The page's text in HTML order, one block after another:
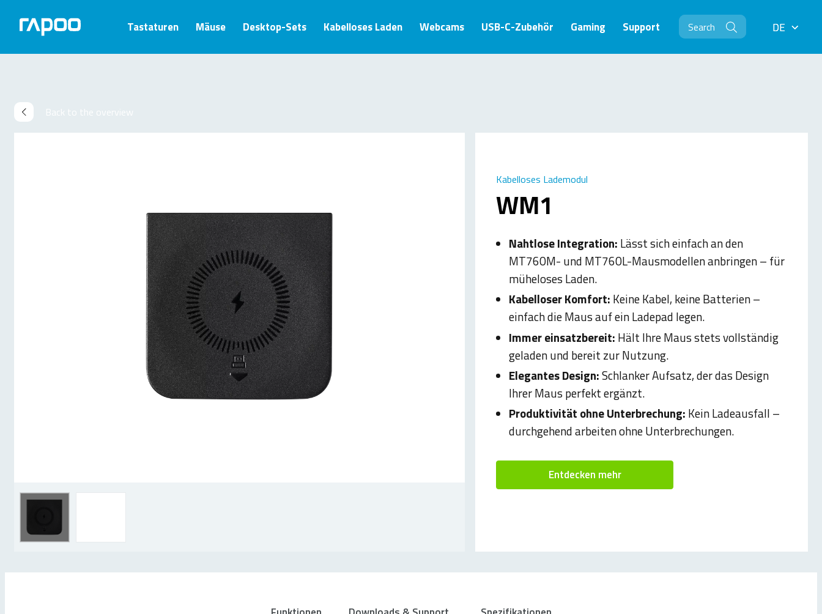
Tastaturen Mäuse Desktop-Sets Kabelloses Laden Webcams USB-C-Zubehör Gaming Support DE
DE
Back to the overview
WM1
Kabelloses Lademodul
Nahtlose Integration: Lässt sich einfach an den
MT760M- und MT760L-Mausmodellen anbringen – für
müheloses Laden.
Kabelloser Komfort: Keine Kabel, keine Batterien –
einfach die Maus auf ein Ladepad legen.
Immer einsatzbereit: Hält Ihre Maus stets vollständig
geladen und bereit zur Nutzung.
Elegantes Design:Schlanker Aufsatz, der das Design
Ihrer Maus perfekt ergänzt.
Produktivität ohne Unterbrechung: Kein Ladeausfall –
durchgehend arbeiten ohne Unterbrechungen.
Entdecken mehr